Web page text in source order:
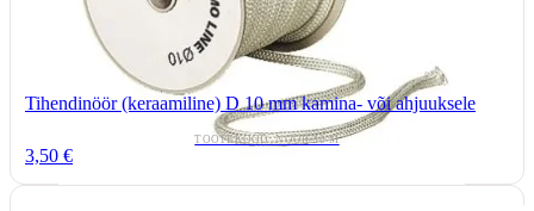
Tihendinöör (keraamiline) D 10 mm kamina- või ahjuuksele
TOOTEKOOD: NOOR-10-M
3,50 €